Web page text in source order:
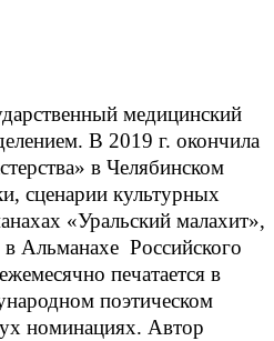
медицинский
В 2019 г. окончила
в Челябинском
сценарии культурных
«Уральский малахит»,
в Альманахе Российского
печатается в
поэтическом
номинациях. Автор